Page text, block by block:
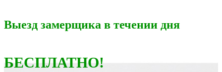
Выезд замерщика в течении дня
БЕСПЛАТНО!